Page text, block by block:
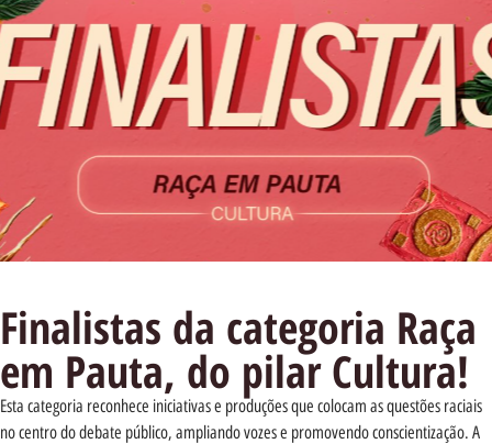
Finalistas da categoria Raça
em Pauta, do pilar Cultura!
Esta categoria reconhece iniciativas e produções que colocam as questões raciais
no centro do debate público, ampliando vozes e promovendo conscientização. A